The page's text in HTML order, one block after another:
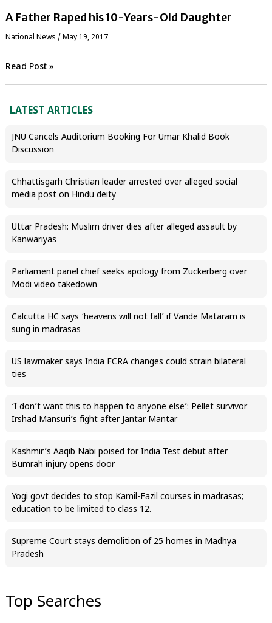
A Father Raped his 10-Years-Old Daughter
National News / May 19, 2017
Read Post »
LATEST ARTICLES
JNU Cancels Auditorium Booking For Umar Khalid Book
Discussion
Chhattisgarh Christian leader arrested over alleged social
media post on Hindu deity
Uttar Pradesh: Muslim driver dies after alleged assault by
Kanwariyas
Parliament panel chief seeks apology from Zuckerberg over
Modi video takedown
Calcutta HC says ‘heavens will not fall’ if Vande Mataram is
sung in madrasas
US lawmaker says India FCRA changes could strain bilateral
ties
‘I don’t want this to happen to anyone else’: Pellet survivor
Irshad Mansuri’s fight after Jantar Mantar
Kashmir’s Aaqib Nabi poised for India Test debut after
Bumrah injury opens door
Yogi govt decides to stop Kamil-Fazil courses in madrasas;
education to be limited to class 12.
Supreme Court stays demolition of 25 homes in Madhya
Pradesh
Top Searches